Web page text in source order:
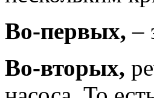
Во-первых,–
Во-вторых,